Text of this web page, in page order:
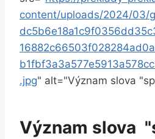
content/uploads/2024/03/
.jpg" alt="Význam slova
Význam slova